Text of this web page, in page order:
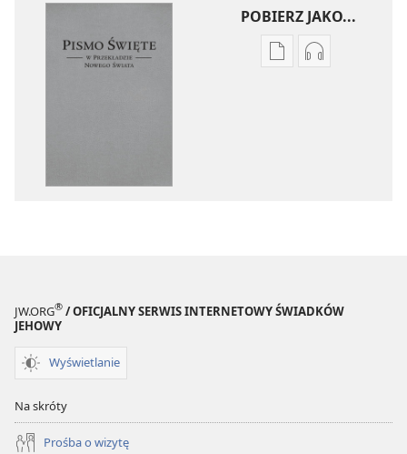
POBIERZ JAKO...
Ustawienia
2018)
Ustawienia
2018)
JW.ORG® / OFICJALNY SERWIS INTERNETOWY ŚWIADKÓW
JEHOWY
Wyświetlanie
Na skróty
Prośba o wizytę